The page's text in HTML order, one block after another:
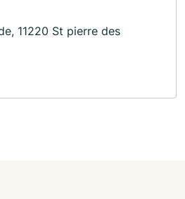
11220 St pierre des